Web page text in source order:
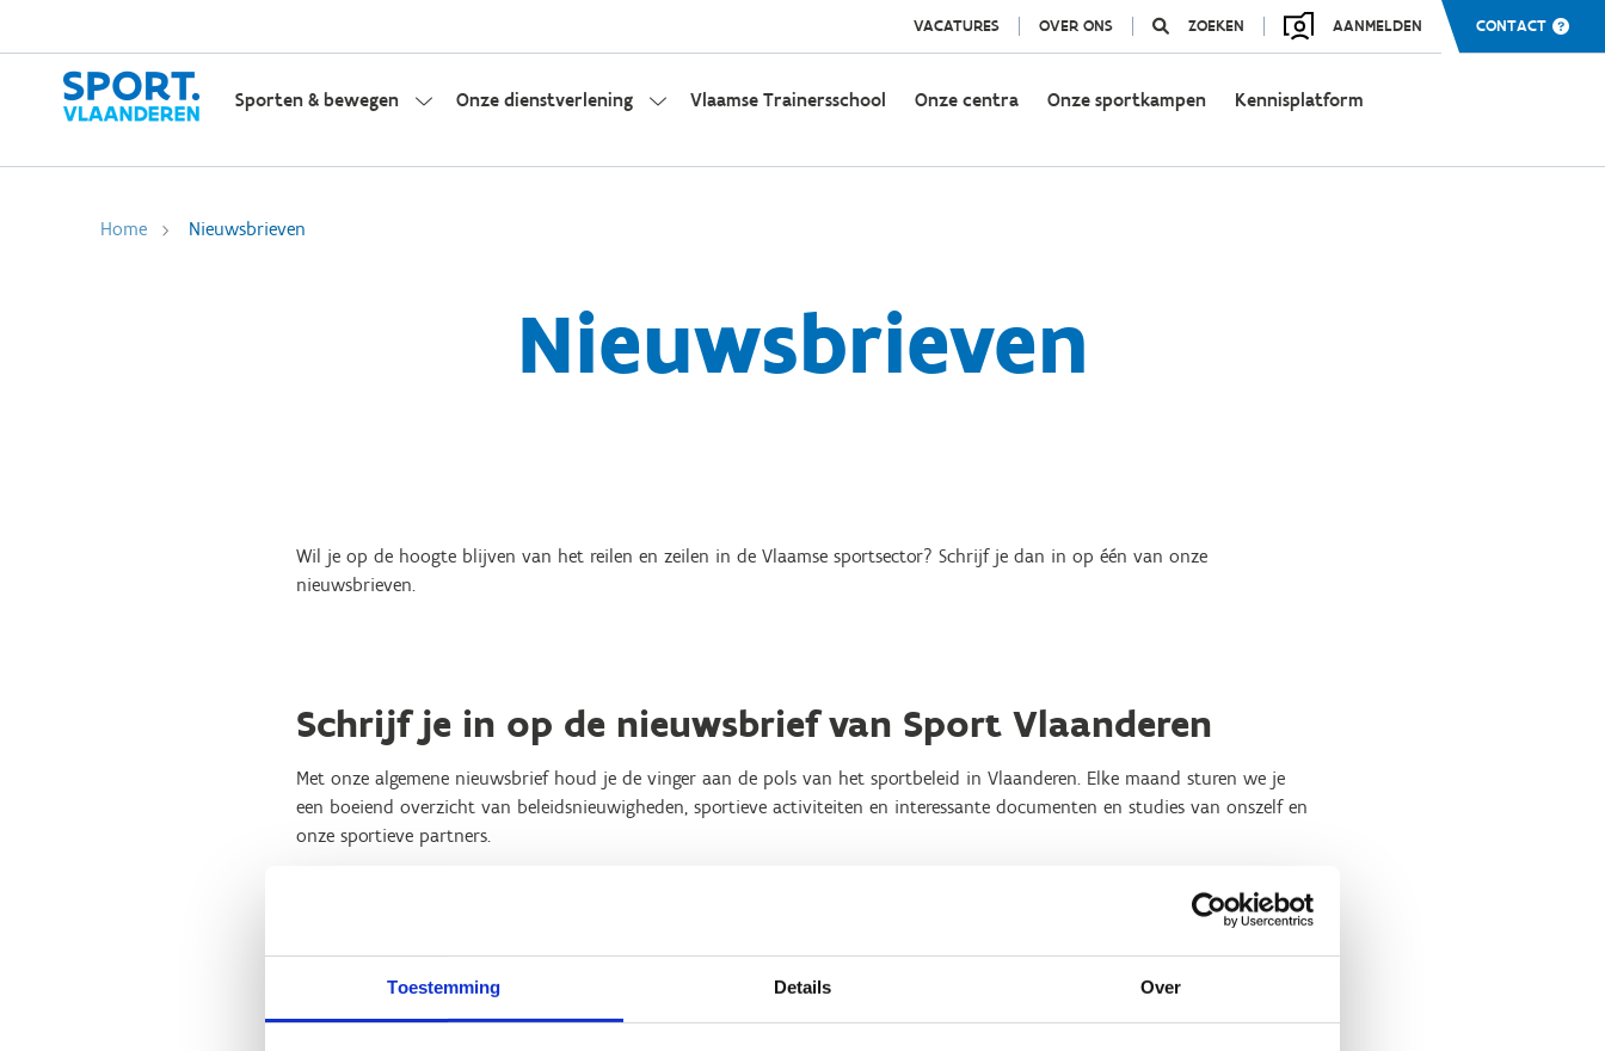
Toestemming Details Over
VACATURES OVER ONS ZOEKEN AANMELDEN CONTACT
Sporten & bewegen Onze dienstverlening Vlaamse Trainersschool Onze centra Onze sportkampen Kennisplatform
Home Nieuwsbrieven
Nieuwsbrieven
Wil je op de hoogte blijven van het reilen en zeilen in de Vlaamse sportsector? Schrijf je dan in op één van onze
nieuwsbrieven.
Schrijf je in op de nieuwsbrief van Sport Vlaanderen
Met onze algemene nieuwsbrief houd je de vinger aan de pols van het sportbeleid in Vlaanderen. Elke maand sturen we je
een boeiend overzicht van beleidsnieuwigheden, sportieve activiteiten en interessante documenten en studies van onszelf en
onze sportieve partners.